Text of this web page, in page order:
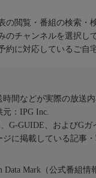
の閲覧・番組の検索・
のチャンネルを選択し
約に対応しているご自
間などが実際の放送
元：IPG Inc.
G-GUIDE、およびG
ジに掲載している記事
Data Mark（公式番組情